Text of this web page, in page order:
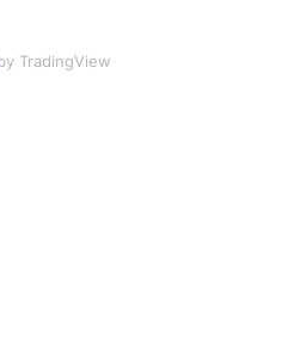
TradingView